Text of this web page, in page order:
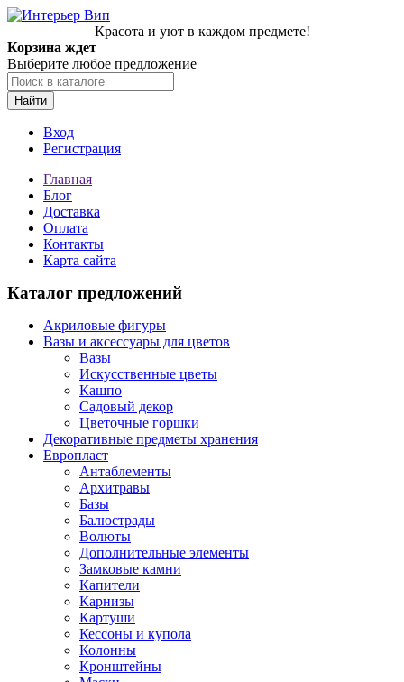
Красота и уют в каждом предмете!
Корзина ждет
Выберите любое предложение
Найти
Вход
Регистрация
Главная
Блог
Доставка
Оплата
Контакты
Карта сайта
Каталог предложений
Акриловые фигуры
Вазы и аксессуары для цветов
Вазы
Искусственные цветы
Кашпо
Садовый декор
Цветочные горшки
Декоративные предметы хранения
Европласт
Антаблементы
Архитравы
Базы
Балюстрады
Волюты
Дополнительные элементы
Замковые камни
Капители
Карнизы
Картуши
Кессоны и купола
Колонны
Кронштейны